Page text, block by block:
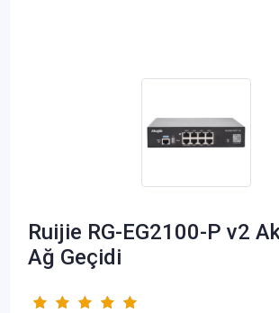
Ruijie RG-EG2100-P v2
Ağ Geçidi